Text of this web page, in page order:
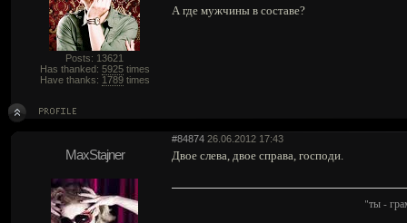
Posts: 13621
Has thanked: 5925times
Have thanks: 1789times
А где мужчины в составе?
#84874 26.06.2012 17:43
MaxStajner Двое слева, двое справа, господи.
"ты -